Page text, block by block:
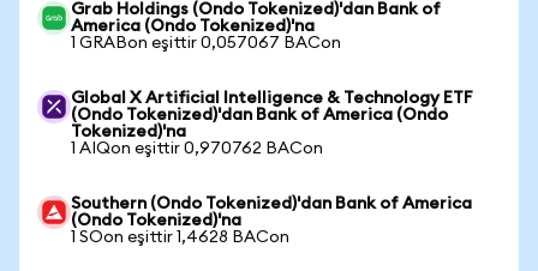
Grab Holdings (Ondo Tokenized)'dan Bank of
America (Ondo Tokenized)'na
1 GRABon eşittir 0,057067 BACon
Global X Artificial Intelligence & Technology ETF
(Ondo Tokenized)'dan Bank of America (Ondo
Tokenized)'na
1 AIQon eşittir 0,970762 BACon
Southern (Ondo Tokenized)'dan Bank of America
(Ondo Tokenized)'na
1 SOon eşittir 1,4628 BACon